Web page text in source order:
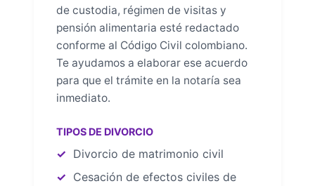
de custodia, régimen de visitas y
pensión alimentaria esté redactado
conforme al Código Civil colombiano.
Te ayudamos a elaborar ese acuerdo
para que el trámite en la notaría sea
inmediato.
TIPOS DE DIVORCIO
Divorcio de matrimonio civil
Cesación de efectos civiles de